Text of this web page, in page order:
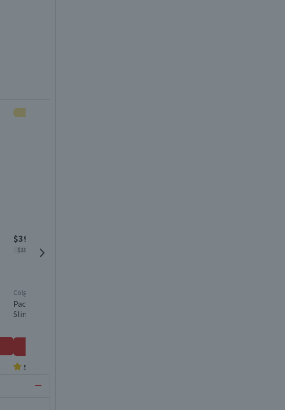
$3990
$1995 x un
Colgate
Pack 2 un. Cepillo de Dientes Colgate
SlimSoft Black
5.0